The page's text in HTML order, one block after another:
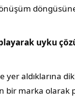
uyku
aldıklarına
marka olarak